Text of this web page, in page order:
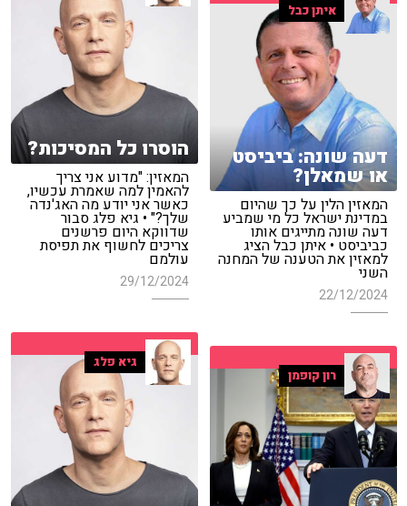
הוסרו כל המסיכות?
המאזין: "מדוע אני צריך
להאמין למה שאמרת עכשיו,
כאשר אני יודע מה האג'נדה
שלך?" • גיא פלג סבור
שדווקא היום פרשנים
צריכים לחשוף את תפיסת
עולמם
29/12/2024
איתן כבל
דעה שונה: ביביסט
או שמאלן?
המאזין הלין על כך שהיום
במדינת ישראל כל מי שמביע
דעה שונה מתייגים אותו
כביביסט • איתן כבל הציג
למאזין את הטענה של המחנה
השני
22/12/2024
גיא פלג
רון קופמן